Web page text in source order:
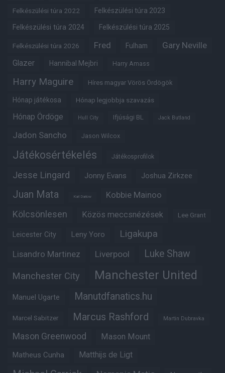
Felkészülési túra 2022 Felkészülési túra 2023
Felkészülési túra 2024 Felkészülési túra 2025
Felkészülési túra 2026 Fred Fulham Gary Neville
Glazer Hannibal Mejbri Harry Amass
Harry Maguire Híres magyar Vörös Ördögök
Hónap játékosa Hónap legjobbja szavazás
Hónap Ördöge Hull City Ifjúsági BL Jack Butland
Jadon Sancho Jason Wilcox
Játékosértékelés Játékosprofilok
Jesse Lingard Jonny Evans Joshua Zirkzee
Juan Mata Karl Darlow Kobbie Mainoo
Kölcsönlesen Közös meccsnézések Lee Grant
Leicester City Leny Yoro Ligakupa
Lisandro Martinez Liverpool Luke Shaw
Manchester City Manchester United
Manuel Ugarte Manutdfanatics.hu
Marcel Sabitzer Marcus Rashford Martin Dubravka
Mason Greenwood Mason Mount
Matheus Cunha Matthijs de Ligt